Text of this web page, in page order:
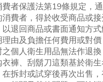
費者保護法第19條規定，
消費者，得於收受商品或
以退回商品或書面通知方
理由及負擔任何費用或對價
之個人衛生用品無法作退
衣褲、刮鬍刀這類基於衛
在拆封或試穿後再次出售